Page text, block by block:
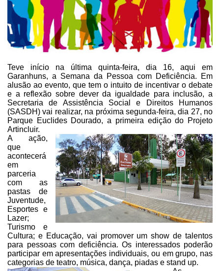
Teve início na última quinta-feira, dia 16, aqui em
Garanhuns, a Semana da Pessoa com Deficiência. Em
alusão ao evento, que tem o intuito de incentivar o debate
e a reflexão sobre dever da igualdade para inclusão, a
Secretaria de Assistência Social e Direitos Humanos
(SASDH) vai realizar, na próxima segunda-feira, dia 27, no
Parque Euclides Dourado, a primeira edição do Projeto
Artincluir.
A ação,
que
acontecerá
em
parceria
com as
pastas de
Juventude,
Esportes e
Lazer;
Turismo e
Cultura; e Educação, vai promover um show de talentos
para pessoas com deficiência. Os interessados poderão
participar em apresentações individuais, ou em grupo, nas
categorias de teatro, música, dança, piadas e stand up.